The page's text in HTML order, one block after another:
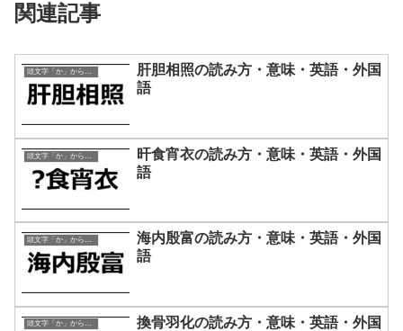
関連記事
頭文字「か」から始まる四字熟語
肝胆相照の読み方・意味・英語・外国
語
旰食宵衣の読み方・意味・英語・外国
語
頭文字「か」から始まる四字熟語
海内殷富の読み方・意味・英語・外国
語
頭文字「か」から始まる四字熟語
換骨羽化の読み方・意味・英語・外国